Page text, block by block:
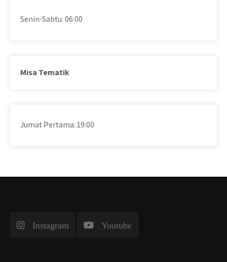
Senin-Sabtu: 06:00
Misa Tematik
Jumat Pertama: 19:00
Instagram Youtube